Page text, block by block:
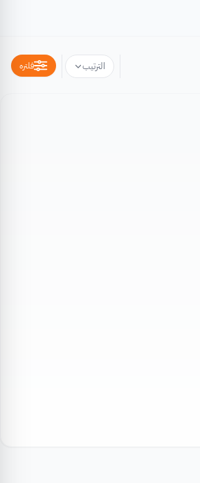
الترتيب فلتره